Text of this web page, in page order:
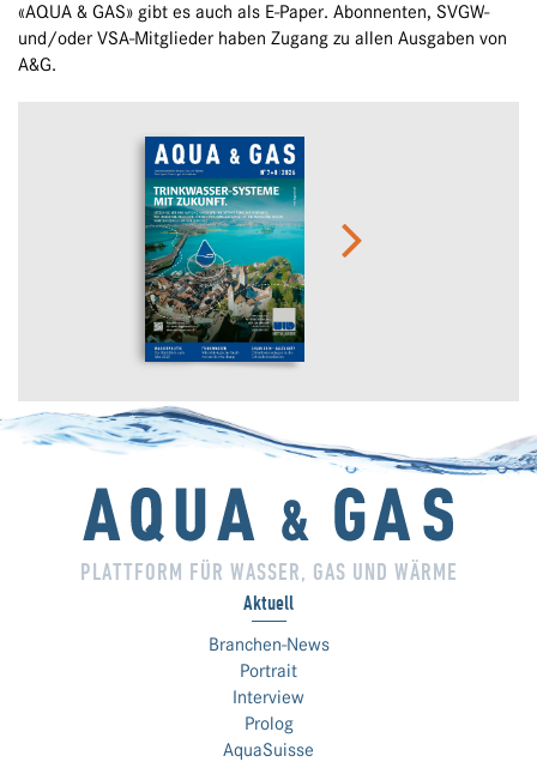
«AQUA & GAS» gibt es auch als E-Paper. Abonnenten, SVGW-
und/oder VSA-Mitglieder haben Zugang zu allen Ausgaben von
A&G.
PLATTFORM FÜR WASSER, GAS UND WÄRME
Aktuell
Branchen-News
Portrait
Interview
Prolog
AquaSuisse